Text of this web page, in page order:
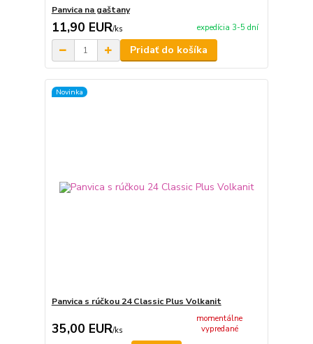
Panvica na gaštany
11,90 EUR/ks expedícia 3-5 dní
Pridať do košíka
Novinka
Panvica s rúčkou 24 Classic Plus Volkanit
35,00 EUR/ks
momentálne
vypredané